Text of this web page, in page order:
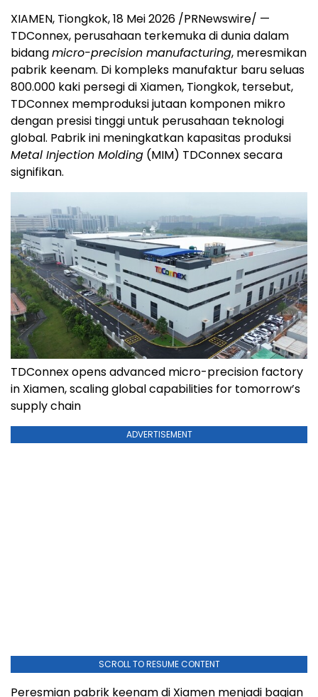
XIAMEN, Tiongkok, 18 Mei 2026 /PRNewswire/ —
TDConnex, perusahaan terkemuka di dunia dalam
bidangmicro-precision manufacturing, meresmikan
pabrik keenam. Di kompleks manufaktur baru seluas
800.000 kaki persegi di Xiamen, Tiongkok, tersebut,
TDConnex memproduksi jutaan komponen mikro
dengan presisi tinggi untuk perusahaan teknologi
global. Pabrik ini meningkatkan kapasitas produksi
Metal Injection Molding (MIM) TDConnex secara
signifikan.
TDConnex opens advanced micro-precision factory
in Xiamen, scaling global capabilities for tomorrow’s
supply chain
ADVERTISEMENT
SCROLL TO RESUME CONTENT
Peresmian pabrik keenam di Xiamen menjadi bagian